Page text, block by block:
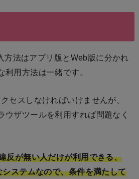
方法はアプリ版とWeb版に分かれ
利用方法は一緒です。
セスしなければいけませんが、
ウザツールを利用すれば問題なく
反が無い人だけが利用できる、
ステムなので、条件を満たして